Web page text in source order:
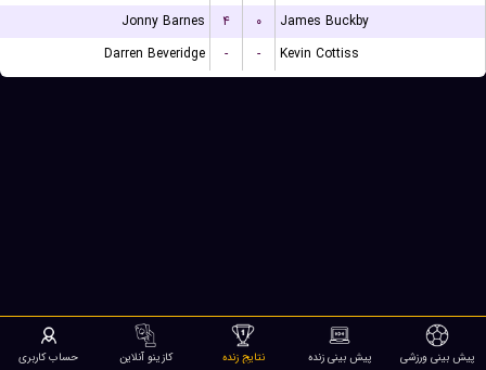
Jonny Barnes
۴ ۰
James Buckby
Darren Beveridge
- - Kevin Cottiss
پیش بینی ورزشی پیش بینی زنده نتایج زنده کازینو آنلاین حساب کاربری